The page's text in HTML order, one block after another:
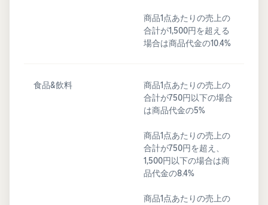
商品1点あたりの売上の
合計が1,500円を超える
場合は商品代金の10.4%
食品&飲料
商品1点あたりの売上の
合計が750円以下の場合
は商品代金の5%
商品1点あたりの売上の
合計が750円を超え、
1,500円以下の場合は商
品代金の8.4%
商品1点あたりの売上の